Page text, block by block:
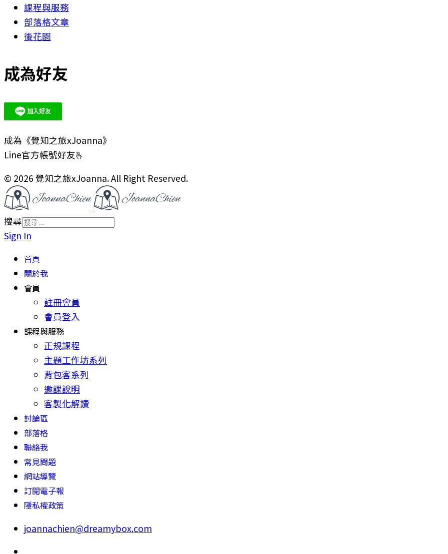
課程與服務
部落格文章
後花園
成為好友
成為《覺知之旅xJoanna》
Line官方帳號好友🫰
© 2026 覺知之旅xJoanna. All Right Reserved.
搜尋
Sign In
首頁
關於我
會員
註冊會員
會員登入
課程與服務
正規課程
主題工作坊系列
背包客系列
邀課說明
客製化解讀
討論區
部落格
聯絡我
常見問題
網站導覽
訂閱電子報
隱私權政策
joannachien@dreamybox.com